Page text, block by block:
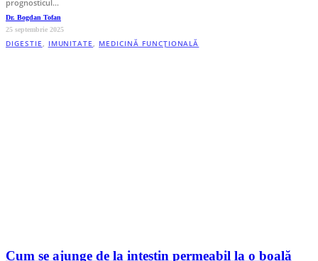
prognosticul…
Dr. Bogdan Tofan
25 septembrie 2025
DIGESTIE, IMUNITATE, MEDICINĂ FUNCȚIONALĂ
Cum se ajunge de la intestin permeabil la o boală